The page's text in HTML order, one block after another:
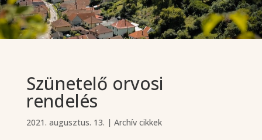
Szünetelő orvosi
rendelés
2021. augusztus. 13. | Archív cikkek